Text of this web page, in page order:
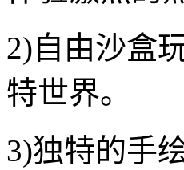
2)自由沙盒
特世界。
3)独特的手